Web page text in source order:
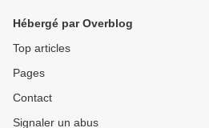
Hébergé par Overblog
Top articles
Pages
Contact
Signaler un abus